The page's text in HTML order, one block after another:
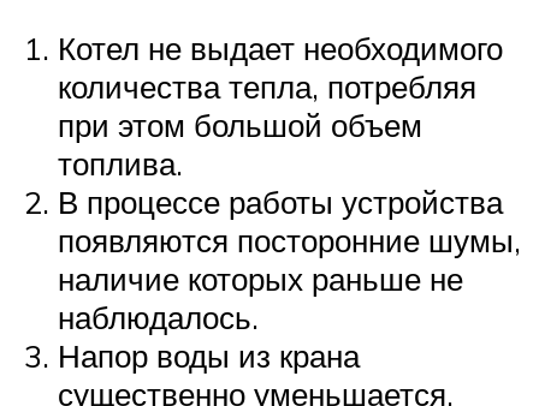
Котел не выдает необходимого
количества тепла, потребляя
при этом большой объем
топлива.
В процессе работы устройства
появляются посторонние шумы,
наличие которых раньше не
наблюдалось.
Напор воды из крана
существенно уменьшается.